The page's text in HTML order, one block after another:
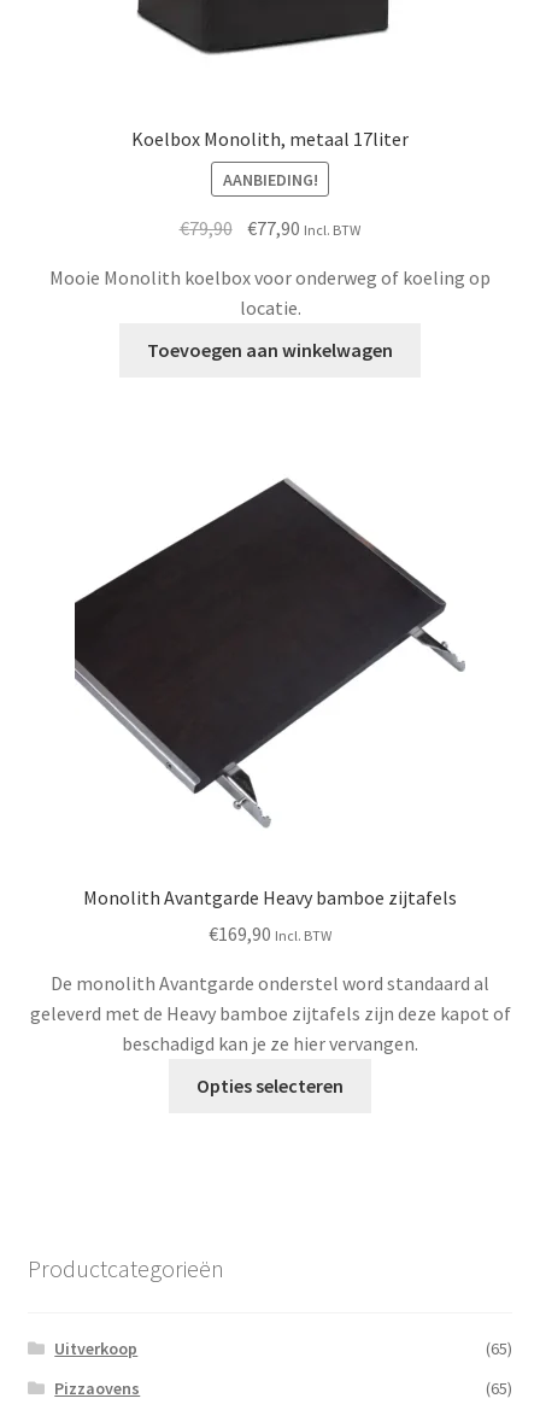
Koelbox Monolith, metaal 17liter
AANBIEDING!
€79,90 Oorspronkelijke
was:
€79,90.
€77,90 Huidige
is:
€77,90.
Incl. BTW
Mooie Monolith koelbox voor onderweg of koeling op
locatie.
Toevoegen aan winkelwagen
Monolith Avantgarde Heavy bamboe zijtafels
€169,90 Incl. BTW
De monolith Avantgarde onderstel word standaard al
geleverd met de Heavy bamboe zijtafels zijn deze kapot of
beschadigd kan je ze hier vervangen.
Opties selecteren
Productcategorieën
Uitverkoop
(65)
Pizzaovens
(65)